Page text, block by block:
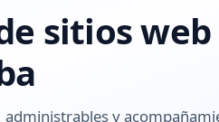
sitios web
administrables y